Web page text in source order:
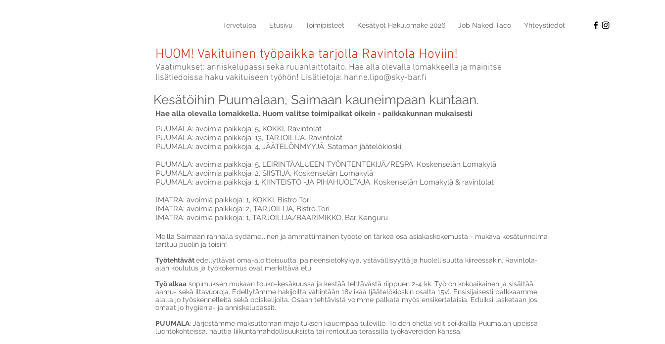
Tervetuloa Etusivu Toimipisteet Kesätyöt Hakulomake 2026 Job Naked Taco Yhteystiedot
HUOM! Vakituinen työpaikka tarjolla Ravintola Hoviin!
Vaatimukset: anniskelupassi sekä ruuanlaittotaito. Hae alla olevalla lomakkeella ja mainitse
lisätiedoissa haku vakituiseen työhön! Lisätietoja: hanne.lipo@sky-bar.fi
Kesätöihin Puumalaan, Saimaan kauneimpaan kuntaan.
Hae alla olevalla lomakkella. Huom valitse toimipaikat oikein - paikkakunnan mukaisesti
PUUMALA: avoimia paikkoja: 5, KOKKI, Ravintolat
PUUMALA: avoimia paikkoja: 13, TARJOILIJA. Ravintolat
PUUMALA: avoimia paikkoja: 4, JÄÄTELÖNMYYJÄ, Sataman jäätelökioski
PUUMALA: avoimia paikkoja: 5, LEIRINTÄALUEEN TYÖNTENTEKIJÄ/RESPA, Koskenselän Lomakylä
PUUMALA: avoimia paikkoja: 2, SIISTIJÄ, Koskenselän Lomakylä
PUUMALA: avoimia paikkoja: 1, KIINTEISTÖ -JA PIHAHUOLTAJA, Koskenselän Lomakylä & ravintolat
IMATRA: avoimia paikkoja: 1, KOKKI, Bistro Tori
IMATRA: avoimia paikkoja: 2, TARJOILIJA, Bistro Tori
IMATRA: avoimia paikkoja: 1, TARJOILIJA/BAARIMIKKO, Bar Kenguru
Meillä Saimaan rannalla sydämellinen ja ammattimainen työote on tärkeä osa asiakaskokemusta - mukava kesätunnelma
tarttuu puolin ja toisin!
Työtehtävätedellyttävät oma-aloitteisuutta, paineensietokykyä, ystävällisyyttä ja huolellisuutta kiireessäkin. Ravintola-
alan koulutus ja työkokemus ovat merkittävä etu.
Työ alkaa sopimuksen mukaan touko-kesäkuussa ja kestää tehtävästä riippuen 2-4 kk. Työ on kokoaikainen ja sisältää
aamu- sekä iltavuoroja. Edellytämme hakijoilta vähintään 18v ikää (jäätelökioskin osalta 15v). Ensisijaisesti palkkaamme
alalla jo työskennelleitä sekä opiskelijoita. Osaan tehtävistä voimme palkata myös ensikertalaisia. Eduiksi lasketaan jos
omaat jo hygienia- ja anniskelupassit.
PUUMALA: Järjestämme maksuttoman majoituksen kauempaa tuleville. Töiden ohella voit seikkailla Puumalan upeissa
luontokohteissa, nauttia liikuntamahdollisuuksista tai rentoutua terassilla työkavereiden kanssa.